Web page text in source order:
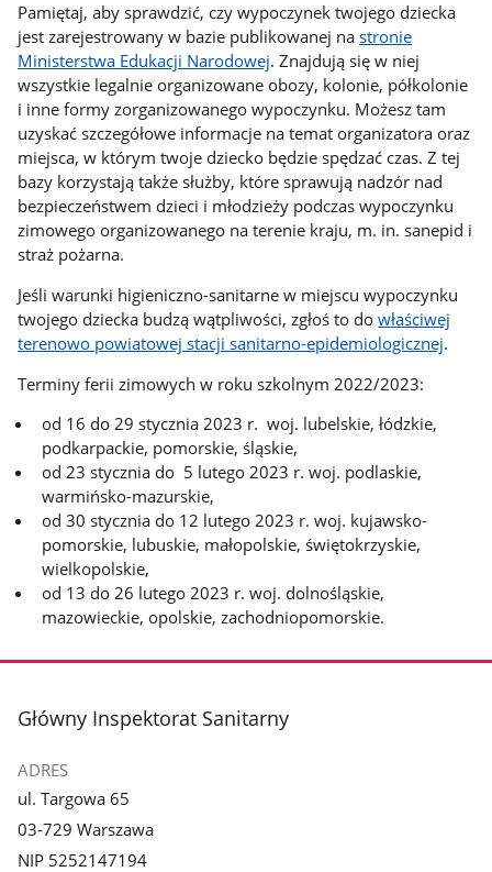
Pamiętaj, aby sprawdzić, czy wypoczynek twojego dziecka
jest zarejestrowany w bazie publikowanej nastronie
Ministerstwa Edukacji Narodowej. Znajdują się w niej
wszystkie legalnie organizowane obozy, kolonie, półkolonie
i inne formy zorganizowanego wypoczynku. Możesz tam
uzyskać szczegółowe informacje na temat organizatora oraz
miejsca, w którym twoje dziecko będzie spędzać czas. Z tej
bazy korzystają także służby, które sprawują nadzór nad
bezpieczeństwem dzieci i młodzieży podczas wypoczynku
zimowego organizowanego na terenie kraju, m. in. sanepid i
straż pożarna.
Jeśli warunki higieniczno-sanitarne w miejscu wypoczynku
twojego dziecka budzą wątpliwości, zgłoś to dowłaściwej
terenowo powiatowej stacji sanitarno-epidemiologicznej.
Terminy ferii zimowych w roku szkolnym 2022/2023:
od 16 do 29 stycznia 2023 r. woj. lubelskie, łódzkie,
podkarpackie, pomorskie, śląskie,
od 23 stycznia do 5 lutego 2023 r. woj. podlaskie,
warmińsko-mazurskie,
od 30 stycznia do 12 lutego 2023 r. woj. kujawsko-
pomorskie, lubuskie, małopolskie, świętokrzyskie,
wielkopolskie,
od 13 do 26 lutego 2023 r. woj. dolnośląskie,
mazowieckie, opolskie, zachodniopomorskie.
stopka
Główny Inspektorat Sanitarny
ADRES
ul. Targowa 65
03-729 Warszawa
NIP 5252147194